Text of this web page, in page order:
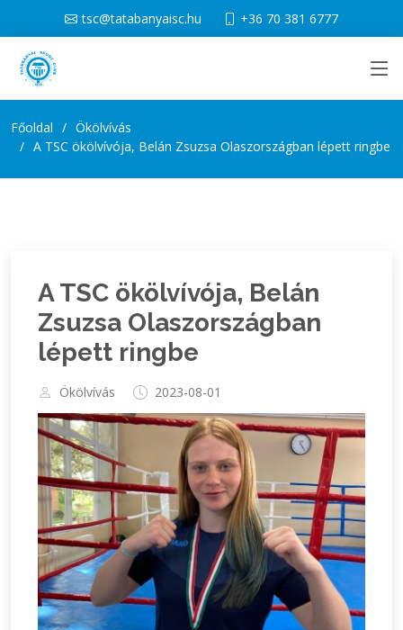
tsc@tatabanyaisc.hu +36 70 381 6777
Főoldal
Ökölvívás
A TSC ökölvívója, Belán Zsuzsa Olaszországban lépett ringbe
A TSC ökölvívója, Belán
Zsuzsa Olaszországban
lépett ringbe
Ökölvívás 2023-08-01